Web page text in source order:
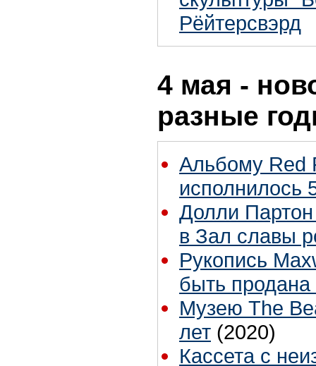
Рёйтерсвэрд
4 мая -
разные
Альбому Red
исполнилось
Долли
в Зал славы
Рукопись
быть
Музею The
лет (2020)
Кассета с